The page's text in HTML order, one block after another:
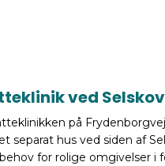
ved
på Frydenborgvej
separat hus ved siden af
for rolige omgivelser i